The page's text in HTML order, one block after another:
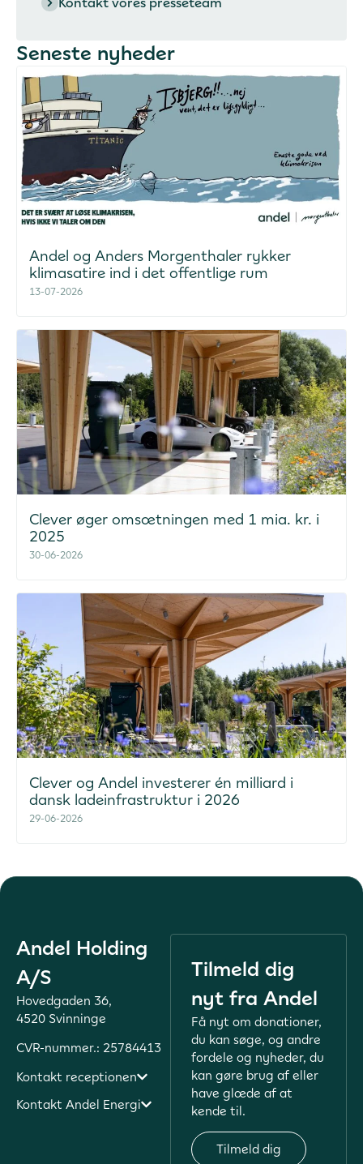
Seneste nyheder
Andel og Anders Morgenthaler rykker
klimasatire ind i det offentlige rum
13-07-2026
Clever øger omsætningen med 1 mia. kr. i
2025
30-06-2026
Clever og Andel investerer én milliard i
dansk ladeinfrastruktur i 2026
29-06-2026
Andel Holding
A/S
Hovedgaden 36,
4520 Svinninge
CVR-nummer.: 25784413
Kontakt receptionen
Kontakt Andel Energi
Tilmeld dig
nyt fra Andel
Få nyt om donationer,
du kan søge, og andre
fordele og nyheder, du
kan gøre brug af eller
have glæde af at
kende til.
Tilmeld dig